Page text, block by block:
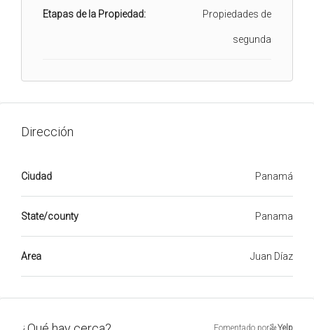
Etapas de la Propiedad: Propiedades de
segunda
Dirección
Ciudad Panamá
State/county Panama
Area Juan Díaz
Fomentado por Yelp